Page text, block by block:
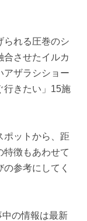
られる圧巻のシ
合させたイルカ
アザラシショー
行きたい」15施
ポットから、距
特徴もあわせて
参考にしてく
の情報は最新